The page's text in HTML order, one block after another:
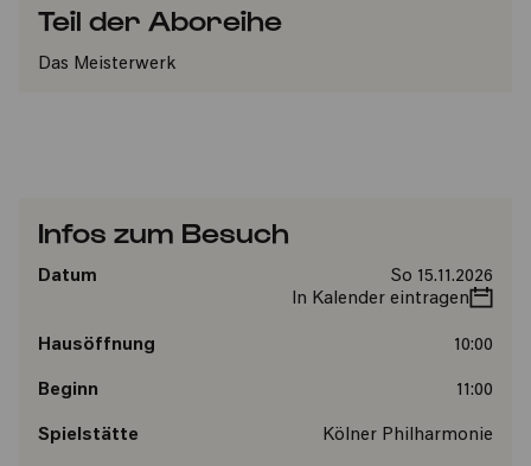
Teil der Aboreihe
Das Meisterwerk
Infos zum Besuch
Datum
So 15.11.2026
In Kalender eintragen
Hausöffnung 10:00
Beginn 11:00
Spielstätte Kölner Philharmonie